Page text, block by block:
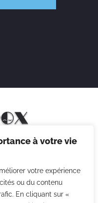
à votre vie
votre expérience
ou du contenu
En cliquant sur «